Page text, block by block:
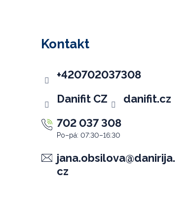
Kontakt
jana.obsilova@danirija.
cz
702 037 308
Danifit CZ danifit.cz
+420702037308